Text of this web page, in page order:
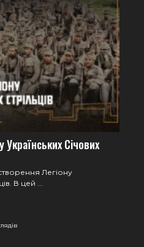
Січових
Легіону
В цей ...